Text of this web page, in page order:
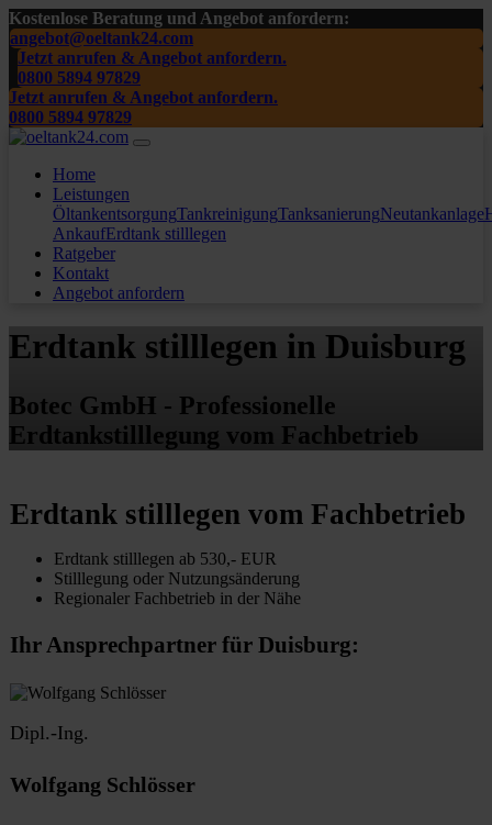
Kostenlose Beratung und Angebot anfordern:
angebot@oeltank24.com
Jetzt anrufen & Angebot anfordern.
0800 5894 97829
Jetzt anrufen & Angebot anfordern.
0800 5894 97829
Home
Leistungen
ÖltankentsorgungTankreinigungTanksanierungNeutankanlage
AnkaufErdtank stilllegen
Ratgeber
Kontakt
Angebot anfordern
Erdtank stilllegen in Duisburg
Botec GmbH - Professionelle
Erdtankstilllegung vom Fachbetrieb
Erdtank stilllegen vom Fachbetrieb
Erdtank stilllegen ab 530,- EUR
Stilllegung oder Nutzungsänderung
Regionaler Fachbetrieb in der Nähe
Ihr Ansprechpartner für Duisburg:
Dipl.-Ing.
Wolfgang Schlösser